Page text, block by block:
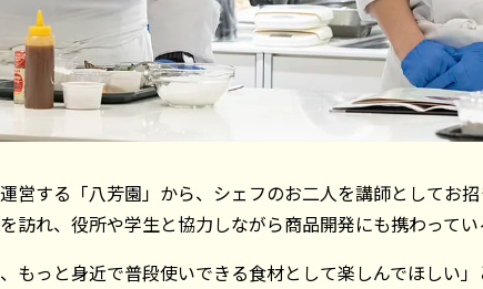
営する「八芳園」から、シェフのお二人を講師としてお
訪れ、役所や学生と協力しながら商品開発にも携わって
もっと身近で普段使いできる食材として楽しんでほしい